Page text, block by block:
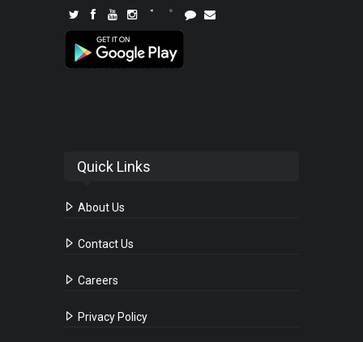
Quick Links
About Us
Contact Us
Careers
Privacy Policy